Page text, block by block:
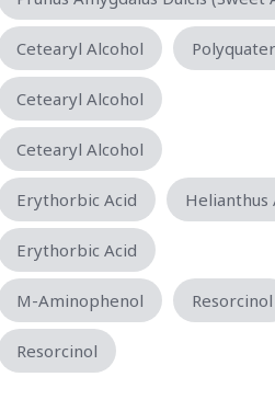
Cetearyl Alcohol
Cetearyl Alcohol
Cetearyl Alcohol
Erythorbic Acid Helianthus
Erythorbic Acid
M-Aminophenol Resorcinol
Resorcinol